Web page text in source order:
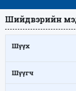
Шийдвэрийн
Шүүх
Шүүгч